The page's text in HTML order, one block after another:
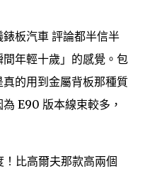
板汽車 評論都半信半
年輕十歲」的感覺。包
的用到金屬背板那種質
E90 版本線束較多，
比高爾夫那款高兩個